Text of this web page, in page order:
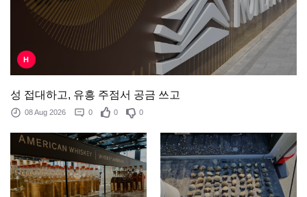
H
성 접대하고, 유흥 주점서 공금 쓰고
08 Aug 2026 0 0 0